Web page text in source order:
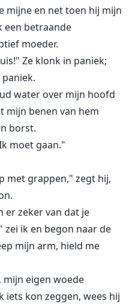
mijne en net toen hij mijn
een betraande
moeder.
Ze klonk in paniek;
water over mijn hoofd
mijn benen van hem
borst.
moet gaan."
met grappen," zegt hij,
er zeker van dat je
ik en begon naar de
mijn arm, hield me
mijn eigen woede
kon zeggen, wees hij